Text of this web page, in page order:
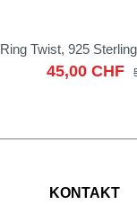
Ring Twist, 925
45,00 CHF
KONTAKT